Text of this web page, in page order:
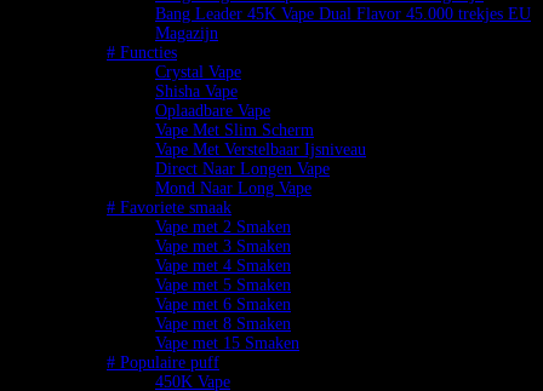
Bang Leader 45K Vape Dual Flavor 45.000 trekjes EU
Magazijn
# Functies
Crystal Vape
Shisha Vape
Oplaadbare Vape
Vape Met Slim Scherm
Vape Met Verstelbaar Ijsniveau
Direct Naar Longen Vape
Mond Naar Long Vape
# Favoriete smaak
Vape met 2 Smaken
Vape met 3 Smaken
Vape met 4 Smaken
Vape met 5 Smaken
Vape met 6 Smaken
Vape met 8 Smaken
Vape met 15 Smaken
# Populaire puff
450K Vape